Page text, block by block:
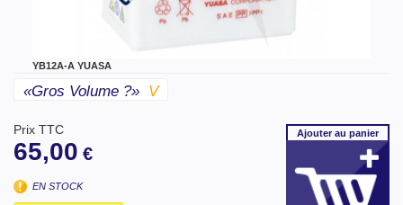
YB12A-A YUASA
«gros Volume ?» V
Prix TTC
65,00 €
EN STOCK
Ajouterau panier